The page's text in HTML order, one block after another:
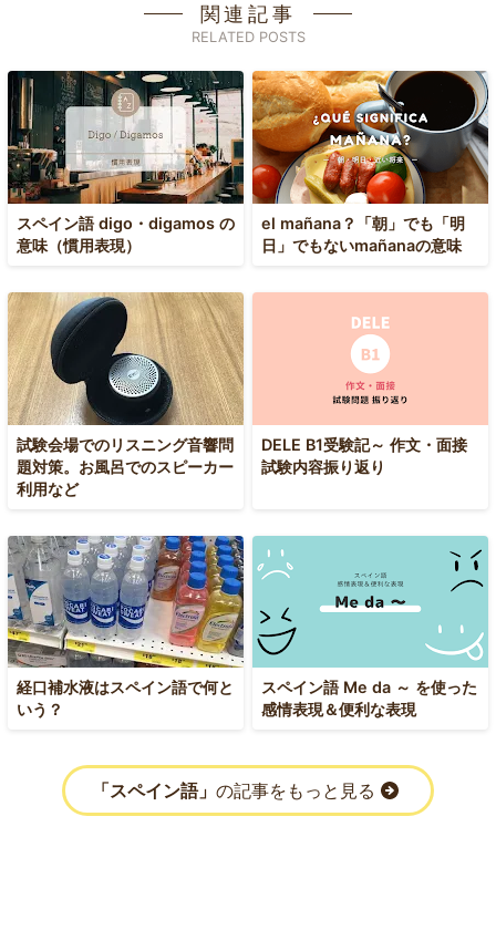
関連記事
RELATED POSTS
スペイン語 digo・digamos の
意味（慣用表現）
el mañana？「朝」でも「明
日」でもないmañanaの意味
試験会場でのリスニング音響問
題対策。お風呂でのスピーカー
利用など
DELE B1受験記～ 作文・面接
試験内容振り返り
経口補水液はスペイン語で何と
いう？
スペイン語 Me da ～ を使った
感情表現＆便利な表現
「スペイン語」の記事をもっと見る